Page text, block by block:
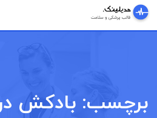
Skip
content
برچسب: بادکش